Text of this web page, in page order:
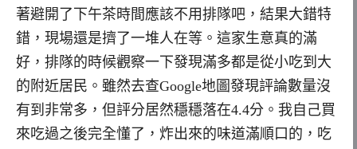
著避開了下午茶時間應該不用排隊吧，結果大錯特
錯，現場還是擠了一堆人在等。這家生意真的滿
好，排隊的時候觀察一下發現滿多都是從小吃到大
的附近居民。雖然去查Google地圖發現評論數量沒
有到非常多，但評分居然穩穩落在4.4分。我自己買
來吃過之後完全懂了，炸出來的味道滿順口的，吃